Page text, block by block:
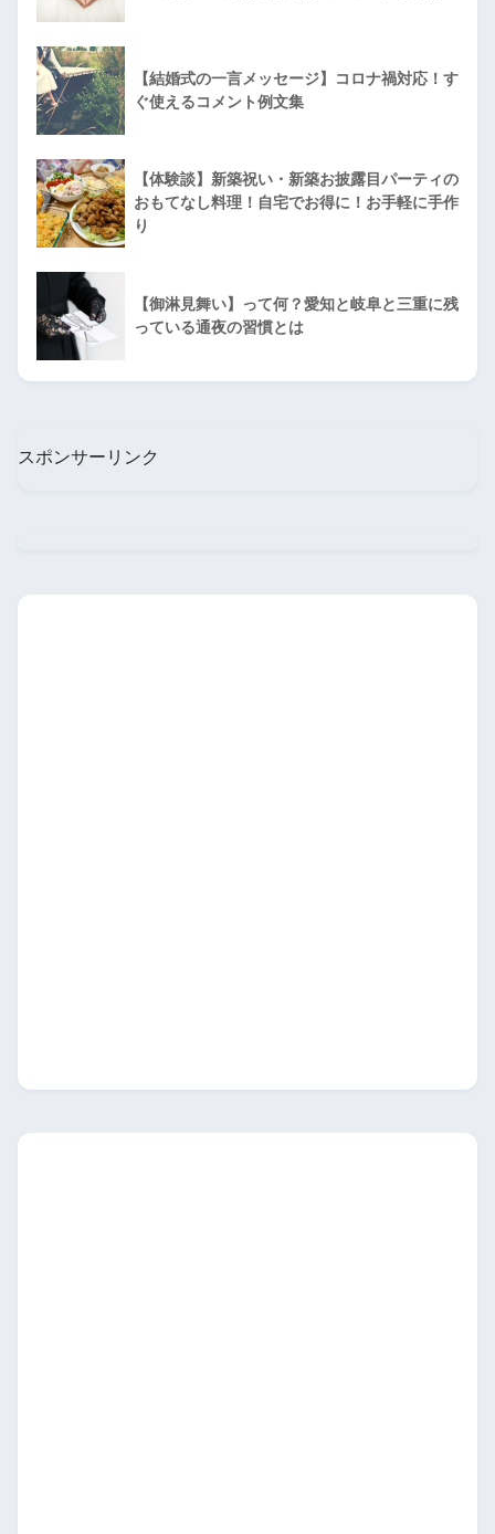
【結婚式の一言メッセージ】コロナ禍対応！す
ぐ使えるコメント例文集
【体験談】新築祝い・新築お披露目パーティの
おもてなし料理！自宅でお得に！お手軽に手作
り
【御淋見舞い】って何？愛知と岐阜と三重に残
っている通夜の習慣とは
スポンサーリンク